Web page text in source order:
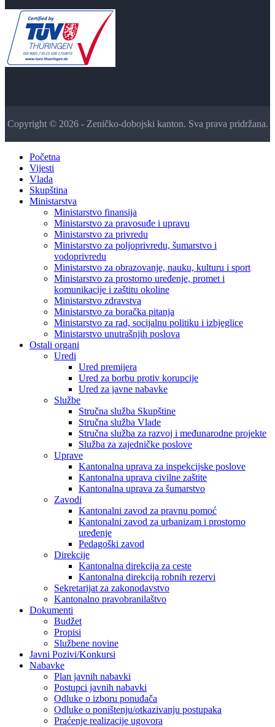
Copyright © 2026 - Zeničko-dobojski kanton. Sva prava pridržana.
Početna
Vijesti
Vlada
Skupština
Ministarstva
Ministarstvo finansija
Ministarstvo za pravosuđe i upravu
Ministarstvo za privredu
Ministarstvo za poljoprivredu, šumarstvo i
vodoprivredu
Ministarstvo za obrazovanje, nauku, kulturu i sport
Ministarstvo za prostorno uređenje, promet i
komunikacije i zaštitu okoline
Ministarstvo zdravstva
Ministarstvo za boračka pitanja
Ministarstvo za rad, socijalnu politiku i izbjeglice
Ministarstvo unutrašnjih poslova
Ostali organi
Uredi
Ured premijera
Ured za borbu protiv korupcije
Ured za javne nabavke
Službe
Stručna služba Skupštine
Stručna služba Vlade
Stručna služba za razvoj i međunarodne projekte
Služba za zajedničke poslove
Uprave
Kantonalna uprava za inspekcijske poslove
Kantonalna uprava civilne zaštite
Kantonalna uprava za šumarstvo
Zavodi
Kantonalni zavod za pravnu pomoć
Kantonalni zavod za urbanizam i prostorno
uređenje
Pedagoški zavod
Direkcije
Kantonalna direkcija za ceste
Kantonalna direkcija robnih rezervi
Sekretarijat za zakonodavstvo
Kantonalno pravobranilaštvo
Dokumenti
Budžet
Propisi
Službene novine
Javni Pozivi/Konkursi
Nabavke
Plan javnih nabavki
Postupci javnih nabavki
Odluke o izboru ponuđača
Odluke o poništenju/otkazivanju postupaka
Praćenje realizacije ugovora